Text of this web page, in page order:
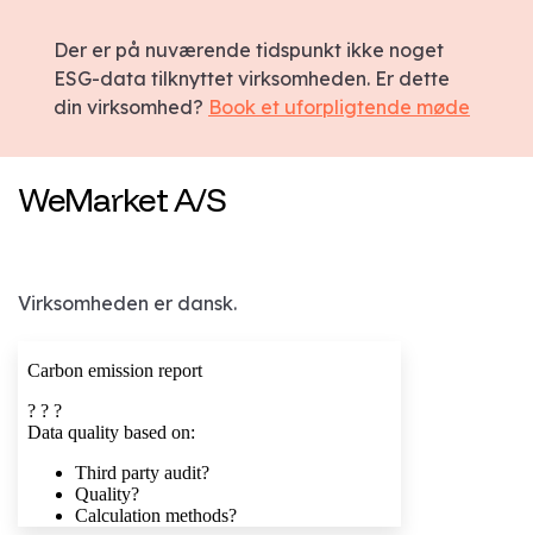
Der er på nuværende tidspunkt ikke noget
ESG-data tilknyttet virksomheden. Er dette
din virksomhed? Book et uforpligtende møde
WeMarket A/S
Virksomheden er dansk.